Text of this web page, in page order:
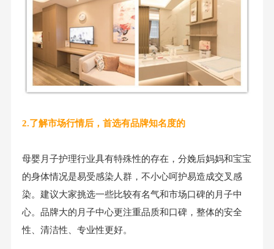
2.了解市场行情后，首选有品牌知名度的
母婴月子护理行业具有特殊性的存在，分娩后妈妈和宝宝
的身体情况是易受感染人群，不小心呵护易造成交叉感
染。建议大家挑选一些比较有名气和市场口碑的月子中
心。品牌大的月子中心更注重品质和口碑，整体的安全
性、清洁性、专业性更好。